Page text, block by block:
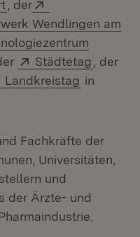
, der
Wendlingen am
Fenster)
Extern:
Städtetag (Öffnet
, der
Fenster)
Extern:
Landkreistag (Öffnet in
in
Fachkräfte der
Universitäten,
und
der Ärzte- und